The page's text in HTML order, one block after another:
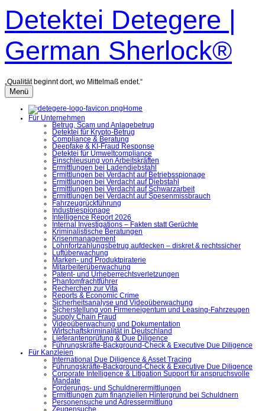
Inhalt
überspringen
Detektei Detegere |
German Sherlock®
„Qualität beginnt dort, wo Mittelmaß endet.“
Menü
Home
Für Unternehmen
Betrug, Scam und Anlagebetrug
Detektei für Krypto-Betrug
Compliance & Beratung
Deepfake & KI-Fraud Response
Detektei für Umweltcompliance
Einschleusung von Arbeitskräften
Ermittlungen bei Ladendiebstahl
Ermittlungen bei Verdacht auf Betriebsspionage
Ermittlungen bei Verdacht auf Diebstahl
Ermittlungen bei Verdacht auf Schwarzarbeit
Ermittlungen bei Verdacht auf Spesenmissbrauch
Fahrzeugrückführung
Industriespionage
Intelligence Report 2026
Internal Investigations – Fakten statt Gerüchte
Kriminalistische Beratungen
Krisenmanagement
Lohnfortzahlungsbetrug aufdecken – diskret & rechtssicher
Luftüberwachung
Marken- und Produktpiraterie
Mitarbeiterüberwachung
Patent- und Urheberrechtsverletzungen
Phantomfrachtführer
Recherchen zur Vita
Reports & Economic Crime
Sicherheitsanalyse und Videoüberwachung
Sicherstellung von Firmeneigentum und Leasing-Fahrzeugen
Supply Chain Fraud
Videoüberwachung und Dokumentation
Wirtschaftskriminalität in Deutschland
Lieferantenprüfung & Due Diligence
Führungskräfte-Background-Check & Executive Due Diligence
Für Kanzleien
International Due Diligence & Asset Tracing
Führungskräfte-Background-Check & Executive Due Diligence
Corporate Intelligence & Litigation Support für anspruchsvolle
Mandate
Forderungs- und Schuldnerermittlungen
Ermittlungen zum finanziellen Hintergrund bei Schuldnern
Personensuche und Adressermittlung
Zeugensuche